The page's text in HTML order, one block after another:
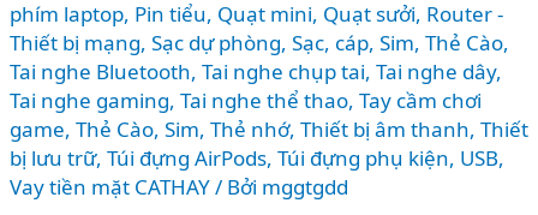
phím laptop, Pin tiểu, Quạt mini, Quạt sưởi, Router -
Thiết bị mạng, Sạc dự phòng, Sạc, cáp, Sim, Thẻ Cào,
Tai nghe Bluetooth, Tai nghe chụp tai, Tai nghe dây,
Tai nghe gaming, Tai nghe thể thao, Tay cầm chơi
game, Thẻ Cào, Sim, Thẻ nhớ, Thiết bị âm thanh, Thiết
bị lưu trữ, Túi đựng AirPods, Túi đựng phụ kiện, USB,
Vay tiền mặt CATHAY/ Bởi mggtgdd